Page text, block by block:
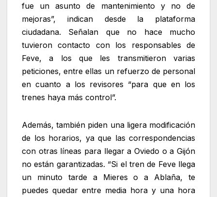
fue un asunto de mantenimiento y no de
mejoras”, indican desde la plataforma
ciudadana. Señalan que no hace mucho
tuvieron contacto con los responsables de
Feve, a los que les transmitieron varias
peticiones, entre ellas un refuerzo de personal
en cuanto a los revisores “para que en los
trenes haya más control”.
Además, también piden una ligera modificación
de los horarios, ya que las correspondencias
con otras líneas para llegar a Oviedo o a Gijón
no están garantizadas. “Si el tren de Feve llega
un minuto tarde a Mieres o a Ablaña, te
puedes quedar entre media hora y una hora